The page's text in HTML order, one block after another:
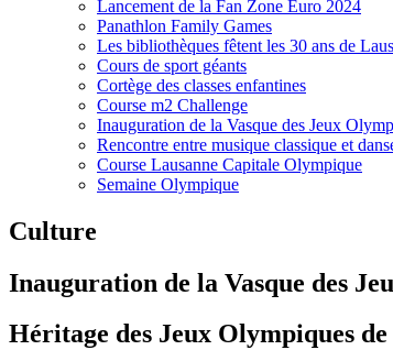
Lancement de la Fan Zone Euro 2024
Panathlon Family Games
Les bibliothèques fêtent les 30 ans de
Cours de sport géants
Cortège des classes enfantines
Course m2 Challenge
Inauguration de la Vasque des Jeux
Rencontre entre musique classique et
Course Lausanne Capitale Olympique
Semaine Olympique
Culture
Inauguration de la Vasque des
Héritage des Jeux Olympiques